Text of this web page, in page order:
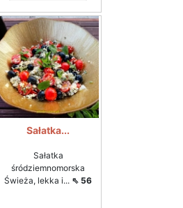
Sałatka...
Sałatka
śródziemnomorska
Świeża, lekka i... ⇖ 56